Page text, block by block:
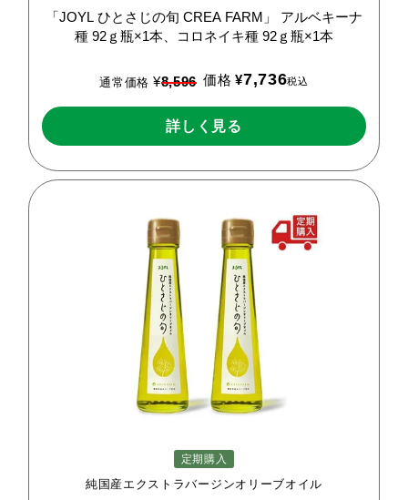
「JOYL ひとさじの旬 CREA FARM」 アルベキーナ
種 92ｇ瓶×1本、コロネイキ種 92ｇ瓶×1本
通常価格 ¥8,596 価格 ¥7,736税込
詳しく見る
定期購入
純国産エクストラバージンオリーブオイル